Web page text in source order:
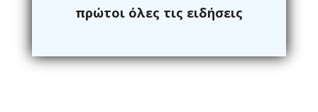
πρώτοι όλες τις ειδήσεις